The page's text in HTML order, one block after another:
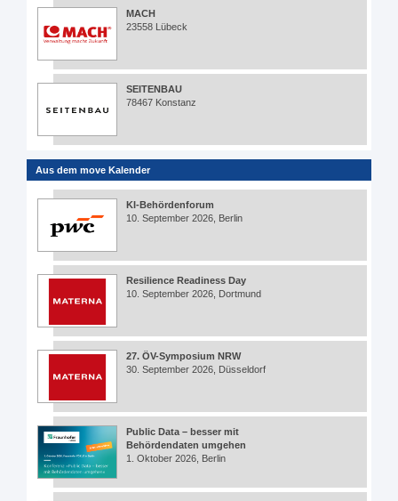
MACH
23558 Lübeck
SEITENBAU
78467 Konstanz
Aus dem move Kalender
KI-Behördenforum
10. September 2026, Berlin
Resilience Readiness Day
10. September 2026, Dortmund
27. ÖV-Symposium NRW
30. September 2026, Düsseldorf
Public Data – besser mit
Behördendaten umgehen
1. Oktober 2026, Berlin